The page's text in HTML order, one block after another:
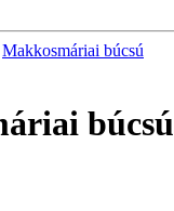
Makkosmáriai búcsú
búcsú